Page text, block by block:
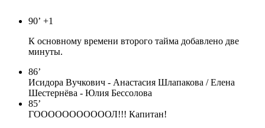
90’ +1
К основному времени второго тайма добавлено две
минуты.
86’
Исидора Вучкович - Анастасия Шлапакова / Елена
Шестернёва - Юлия Бессолова
85’
ГОООООООООООЛ!!! Капитан!